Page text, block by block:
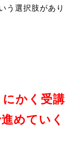
う選択肢があり
かく受
めてい